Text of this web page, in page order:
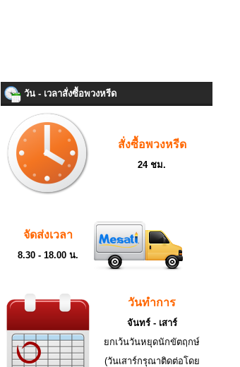
วัน - เวลาสั่งซื้อพวงหรีด
สั่งซื้อพวงหรีด
24 ชม.
จัดส่งเวลา
8.30 - 18.00 น.
วันทำการ
จันทร์ - เสาร์
ยกเว้นวันหยุดนักขัตฤกษ์
(วันเสาร์กรุณาติดต่อโดย